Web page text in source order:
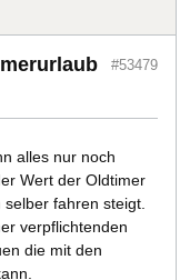
#53479
alles nur noch
Wert der Oldtimer
fahren steigt.
verpflichtenden
die mit den